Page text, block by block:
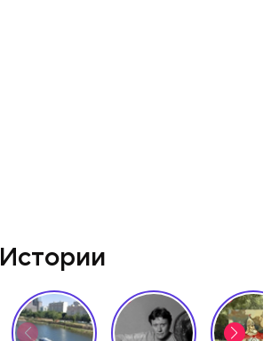
Истории